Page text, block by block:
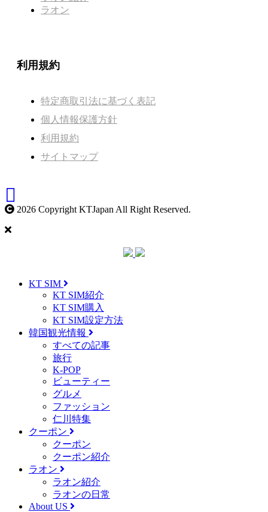
ラオン
利用規約
特定商取引法に基づく表記
個人情報保護方針
利用規約
サイトマップ
2026 Copyright KTJapan All Right Reserved.
KT SIM
KT SIM紹介
KT SIM購入
KT SIM設定方法
韓国観光情報
すべての記事
旅行
K-POP
ビューティー
グルメ
ファッション
仁川特集
クーポン
クーポン
クーポン紹介
ラオン
ラオン紹介
ラオンの日常
About US